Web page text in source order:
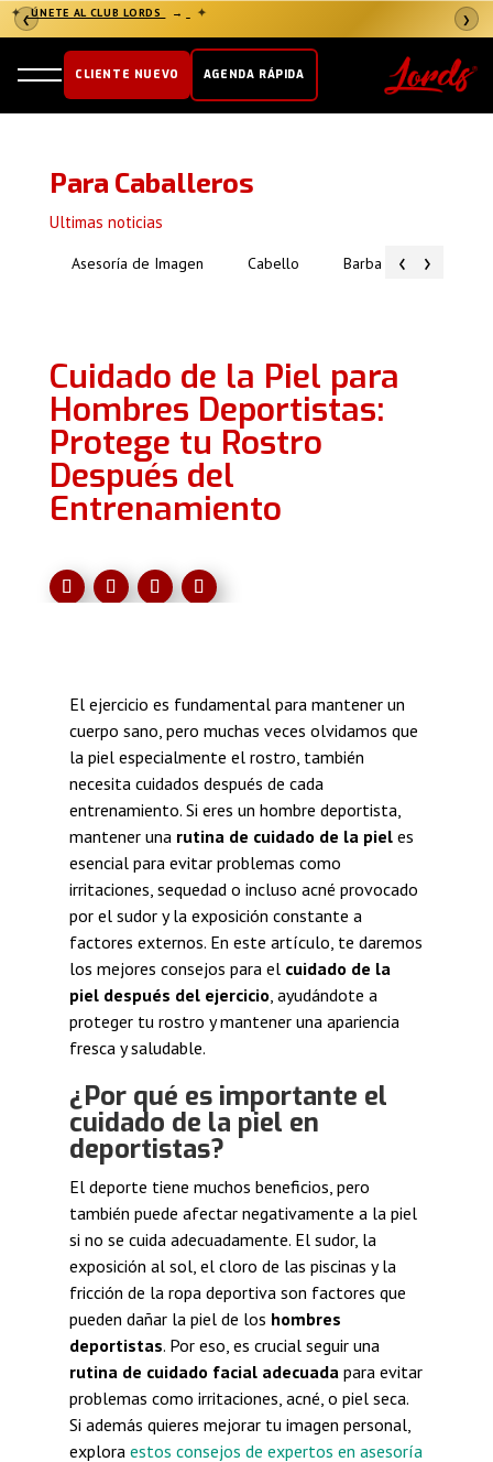
❮ ❯
✦ ÚNETE AL CLUB LORDS → ✦
CLIENTE NUEVO AGENDA RÁPIDA
Para Caballeros
Ultimas noticias
‹
Asesoría de Imagen Cabello Barba Piel
›
Cuidado de la Piel para
Hombres Deportistas:
Protege tu Rostro
Después del
Entrenamiento
El ejercicio es fundamental para mantener un
cuerpo sano, pero muchas veces olvidamos que
la piel especialmente el rostro, también
necesita cuidados después de cada
entrenamiento. Si eres un hombre deportista,
mantener una rutina de cuidado de la pieles
esencial para evitar problemas como
irritaciones, sequedad o incluso acné provocado
por el sudor y la exposición constante a
factores externos. En este artículo, te daremos
los mejores consejos para el cuidado de la
piel después del ejercicio, ayudándote a
proteger tu rostro y mantener una apariencia
fresca y saludable.
¿Por qué es importante el
cuidado de la piel en
deportistas?
El deporte tiene muchos beneficios, pero
también puede afectar negativamente a la piel
si no se cuida adecuadamente. El sudor, la
exposición al sol, el cloro de las piscinas y la
fricción de la ropa deportiva son factores que
pueden dañar la piel de los hombres
deportistas. Por eso, es crucial seguir una
rutina de cuidado facial adecuadapara evitar
problemas como irritaciones, acné, o piel seca.
Si además quieres mejorar tu imagen personal,
explora estos consejos de expertos en asesoría